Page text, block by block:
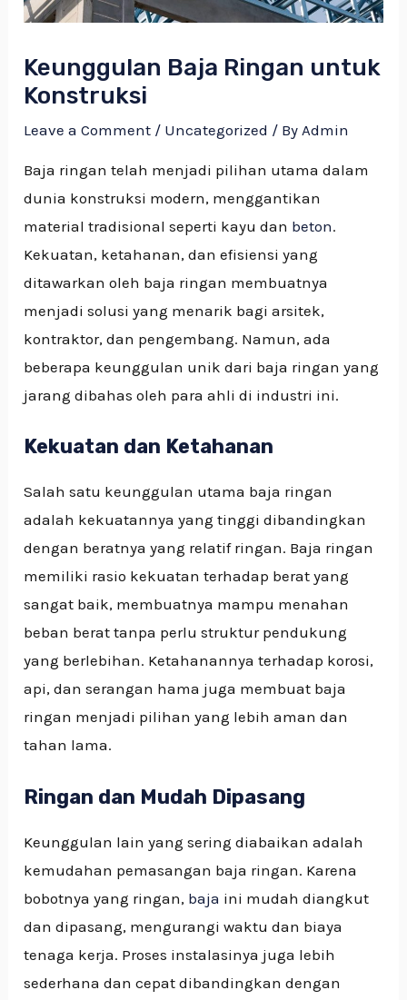
Keunggulan Baja Ringan untuk
Konstruksi
Leave a Comment / Uncategorized / ByAdmin
Baja ringan telah menjadi pilihan utama dalam
dunia konstruksi modern, menggantikan
material tradisional seperti kayu dan beton.
Kekuatan, ketahanan, dan efisiensi yang
ditawarkan oleh baja ringan membuatnya
menjadi solusi yang menarik bagi arsitek,
kontraktor, dan pengembang. Namun, ada
beberapa keunggulan unik dari baja ringan yang
jarang dibahas oleh para ahli di industri ini.
Kekuatan dan Ketahanan
Salah satu keunggulan utama baja ringan
adalah kekuatannya yang tinggi dibandingkan
dengan beratnya yang relatif ringan. Baja ringan
memiliki rasio kekuatan terhadap berat yang
sangat baik, membuatnya mampu menahan
beban berat tanpa perlu struktur pendukung
yang berlebihan. Ketahanannya terhadap korosi,
api, dan serangan hama juga membuat baja
ringan menjadi pilihan yang lebih aman dan
tahan lama.
Ringan dan Mudah Dipasang
Keunggulan lain yang sering diabaikan adalah
kemudahan pemasangan baja ringan. Karena
bobotnya yang ringan, baja ini mudah diangkut
dan dipasang, mengurangi waktu dan biaya
tenaga kerja. Proses instalasinya juga lebih
sederhana dan cepat dibandingkan dengan